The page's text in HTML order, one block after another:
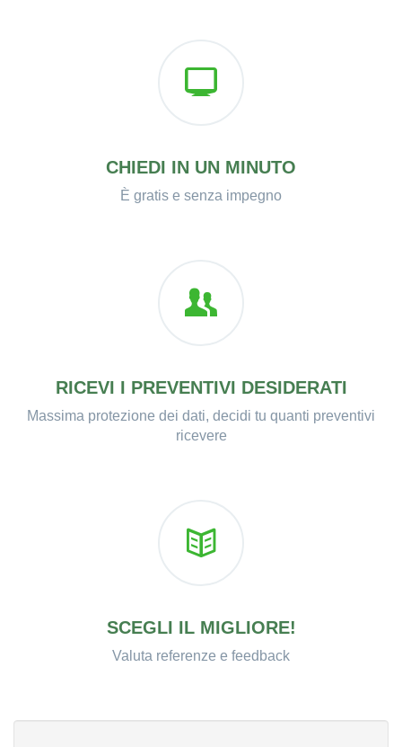
CHIEDI IN UN MINUTO
È gratis e senza impegno
RICEVI I PREVENTIVI DESIDERATI
Massima protezione dei dati, decidi tu quanti preventivi
ricevere
SCEGLI IL MIGLIORE!
Valuta referenze e feedback